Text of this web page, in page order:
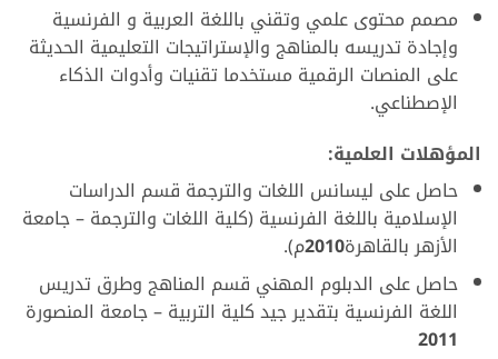
مصمم محتوى علمي وتقني باللغة العربية و الفرنسية
وإجادة تدريسه بالمناهج والإستراتيجات التعليمية الحديثة
على المنصات الرقمية مستخدما تقنيات وأدوات الذكاء
الإصطناعي.
المؤهلات العلمية:
حاصل على ليسانس اللغات والترجمة قسم الدراسات
الإسلامية باللغة الفرنسية (كلية اللغات والترجمة – جامعة
الأزهر بالقاهرة2010م).
حاصل على الدبلوم المهني قسم المناهج وطرق تدريس
اللغة الفرنسية بتقدير جيد كلية التربية – جامعة المنصورة
2011